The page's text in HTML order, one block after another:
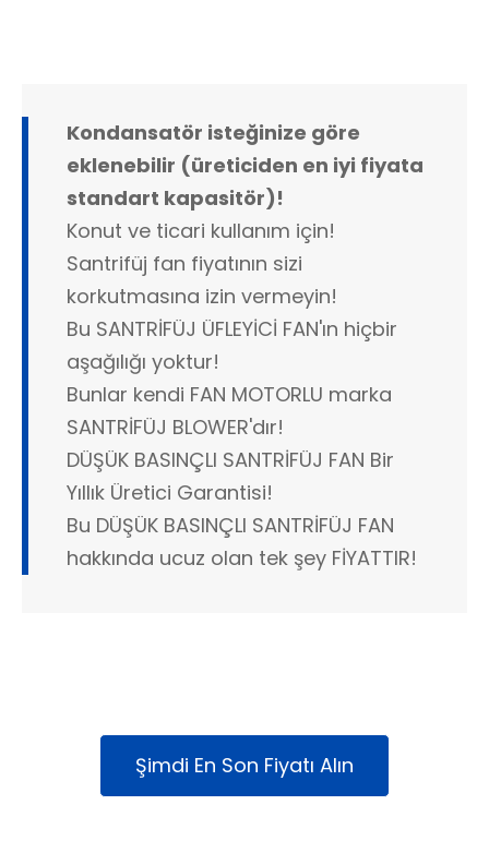
Kondansatör isteğinize göre
eklenebilir (üreticiden en iyi fiyata
standart kapasitör)!
Konut ve ticari kullanım için!
Santrifüj fan fiyatının sizi
korkutmasına izin vermeyin!
Bu SANTRİFÜJ ÜFLEYİCİ FAN'ın hiçbir
aşağılığı yoktur!
Bunlar kendi FAN MOTORLU marka
SANTRİFÜJ BLOWER'dır!
DÜŞÜK BASINÇLI SANTRİFÜJ FAN Bir
Yıllık Üretici Garantisi!
Bu DÜŞÜK BASINÇLI SANTRİFÜJ FAN
hakkında ucuz olan tek şey FİYATTIR!
Şimdi En Son Fiyatı Alın